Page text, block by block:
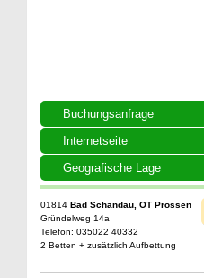
Buchungsanfrage
Internetseite
Geografische Lage
01814 Bad Schandau, OT Prossen
Gründelweg 14a
Telefon: 035022 40332
2 Betten + zusätzlich Aufbettung